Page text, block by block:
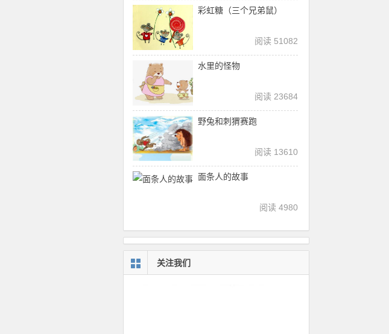
彩虹糖（三个兄弟鼠）
阅读 51082
水里的怪物
阅读 23684
野兔和刺猬赛跑
阅读 13610
面条人的故事
阅读 4980
关注我们